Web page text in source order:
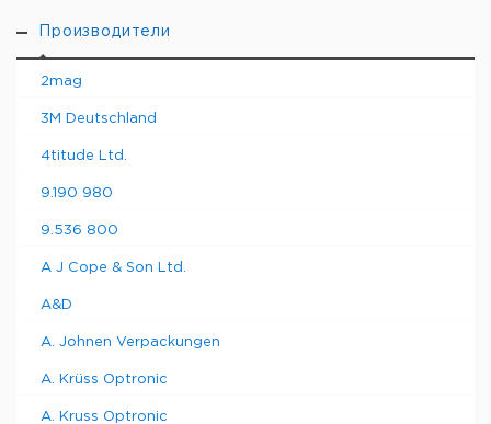
Производители
2mag
3M Deutschland
4titude Ltd.
9.190 980
9.536 800
A J Cope & Son Ltd.
A&D
A. Johnen Verpackungen
A. Krüss Optronic
A. Kruss Optronic